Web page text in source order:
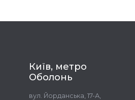
Київ, метро
Оболонь
вул. Йорданська, 17-А,